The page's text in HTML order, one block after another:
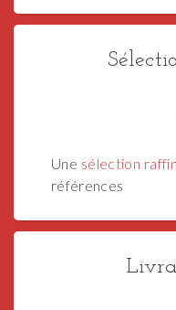
Une sélection
références